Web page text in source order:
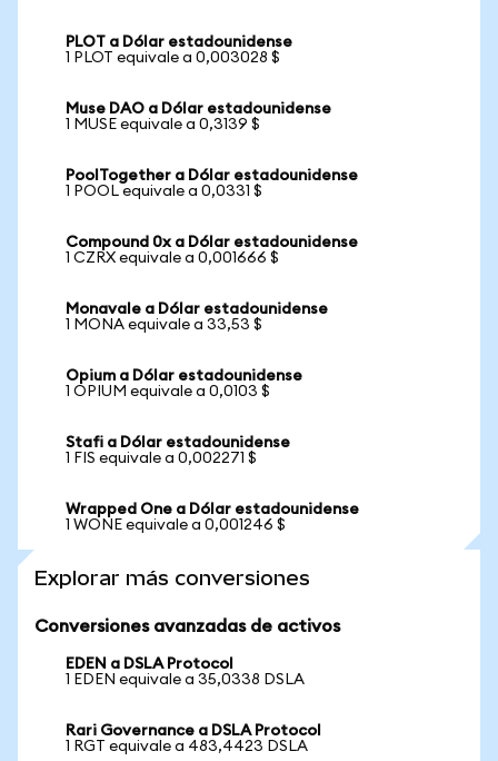
PLOT a Dólar estadounidense
1 PLOT equivale a 0,003028 $
Muse DAO a Dólar estadounidense
1 MUSE equivale a 0,3139 $
PoolTogether a Dólar estadounidense
1 POOL equivale a 0,0331 $
Compound 0x a Dólar estadounidense
1 CZRX equivale a 0,001666 $
Monavale a Dólar estadounidense
1 MONA equivale a 33,53 $
Opium a Dólar estadounidense
1 OPIUM equivale a 0,0103 $
Stafi a Dólar estadounidense
1 FIS equivale a 0,002271 $
Wrapped One a Dólar estadounidense
1 WONE equivale a 0,001246 $
Explorar más conversiones
Conversiones avanzadas de activos
EDEN a DSLA Protocol
1 EDEN equivale a 35,0338 DSLA
Rari Governance a DSLA Protocol
1 RGT equivale a 483,4423 DSLA